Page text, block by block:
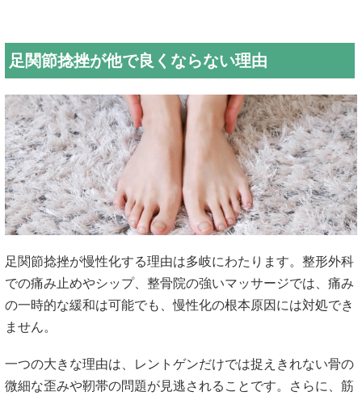
足関節捻挫が他で良くならない理由
足関節捻挫が慢性化する理由は多岐にわたります。整形外科
での痛み止めやシップ、整骨院の強いマッサージでは、痛み
の一時的な緩和は可能でも、慢性化の根本原因には対処でき
ません。
一つの大きな理由は、レントゲンだけでは捉えきれない骨の
微細な歪みや靭帯の問題が見逃されることです。さらに、筋